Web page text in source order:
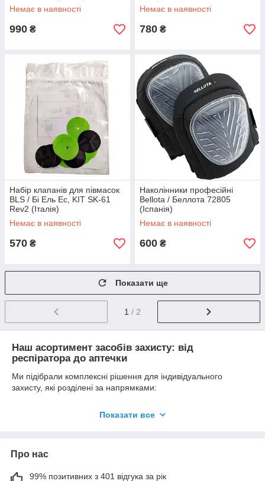
Немає в наявності
990 ₴
Немає в наявності
780 ₴
Набір клапанів для півмасок
BLS / Бі Ель Ес, KIT SK-61
Rev2 (Італія)
Немає в наявності
570 ₴
Наколінники професійні
Bellota / Беллота 72805
(Іспанія)
Немає в наявності
600 ₴
Показати ще
1 / 2
Наш асортимент засобів захисту: від
респіратора до аптечки
Ми підібрали комплексні рішення для індивідуального
захисту, які розділені за напрямками:
представлені професійні рішення від італійського бренду
Показати все
Про нас
99% позитивних з 401 відгука за рік